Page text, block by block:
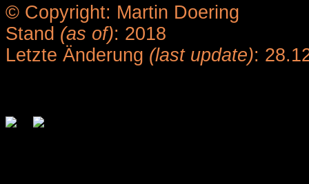
© Copyright: Martin Doering
Stand (as of): 2018
Letzte Änderung (last update):